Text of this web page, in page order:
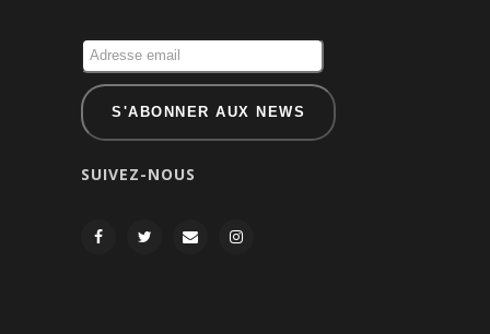
SUIVEZ-NOUS